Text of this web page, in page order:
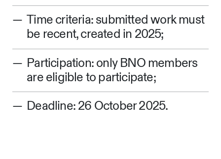
Time criteria: submitted work must
be recent, created in 2025;
Participation: only BNO members
are eligible to participate;
Deadline: 26 October 2025.